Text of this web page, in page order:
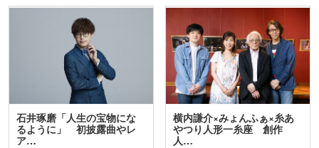
石井琢磨「人生の宝物にな
るように」 初披露曲やレ
ア…
横内謙介×みょんふぁ×糸あ
やつり人形一糸座 創作
人…